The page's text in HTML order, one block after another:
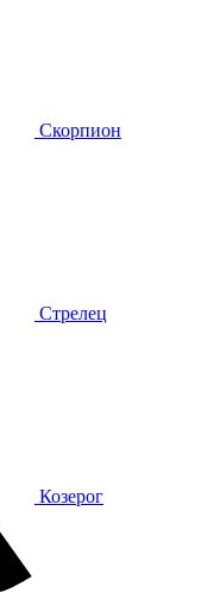
Скорпион
Стрелец
Козерог